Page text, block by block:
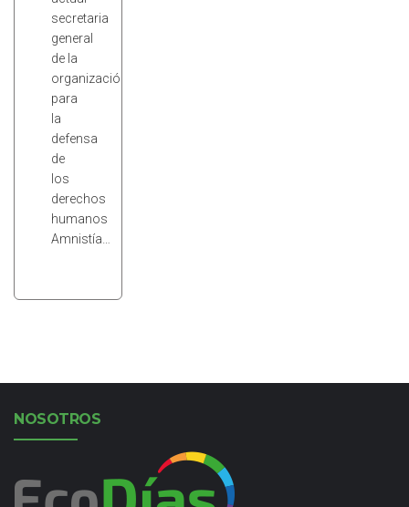
secretaria
general
de la
organización
para
la
defensa
de
los
derechos
humanos
Amnistía…
NOSOTROS